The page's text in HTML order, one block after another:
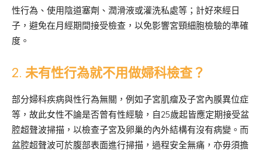
性行為、使用陰道塞劑、潤滑液或灌洗私處等；計好來經日
子，避免在月經期間接受檢查，以免影響宮頸細胞檢驗的準確
度。
2. 未有性行為就不用做婦科檢查？
部分婦科疾病與性行為無關，例如子宮肌瘤及子宮內膜異位症
等，故此女性不論是否曾有性經驗，自25歲起皆應定期接受盆
腔超聲波掃描，以檢查子宮及卵巢的內外結構有沒有病變。而
盆腔超聲波可於腹部表面進行掃描，過程安全無痛，亦毋須擔